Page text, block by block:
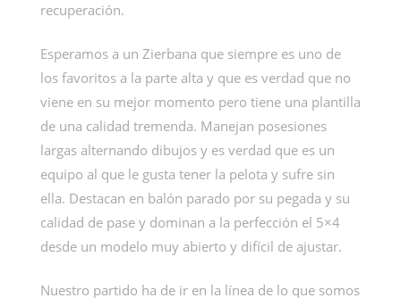
recuperación.
Esperamos a un Zierbana que siempre es uno de
los favoritos a la parte alta y que es verdad que no
viene en su mejor momento pero tiene una plantilla
de una calidad tremenda. Manejan posesiones
largas alternando dibujos y es verdad que es un
equipo al que le gusta tener la pelota y sufre sin
ella. Destacan en balón parado por su pegada y su
calidad de pase y dominan a la perfección el 5×4
desde un modelo muy abierto y difícil de ajustar.
Nuestro partido ha de ir en la línea de lo que somos